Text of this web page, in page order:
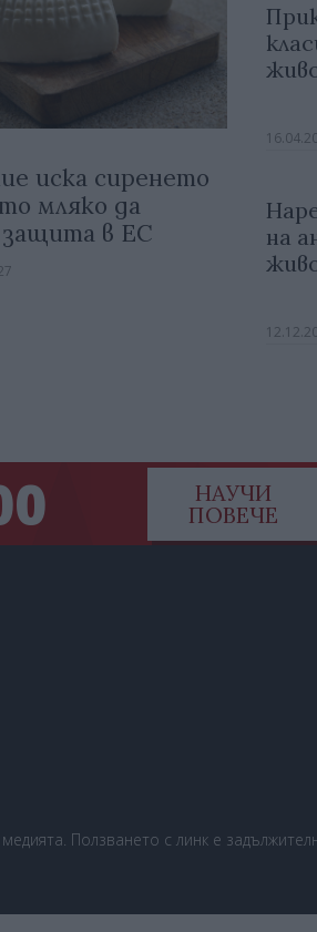
иска сиренето
мляко да
в ЕС
на
НАУЧИ
ПОВЕЧЕ
Ползването с линк е